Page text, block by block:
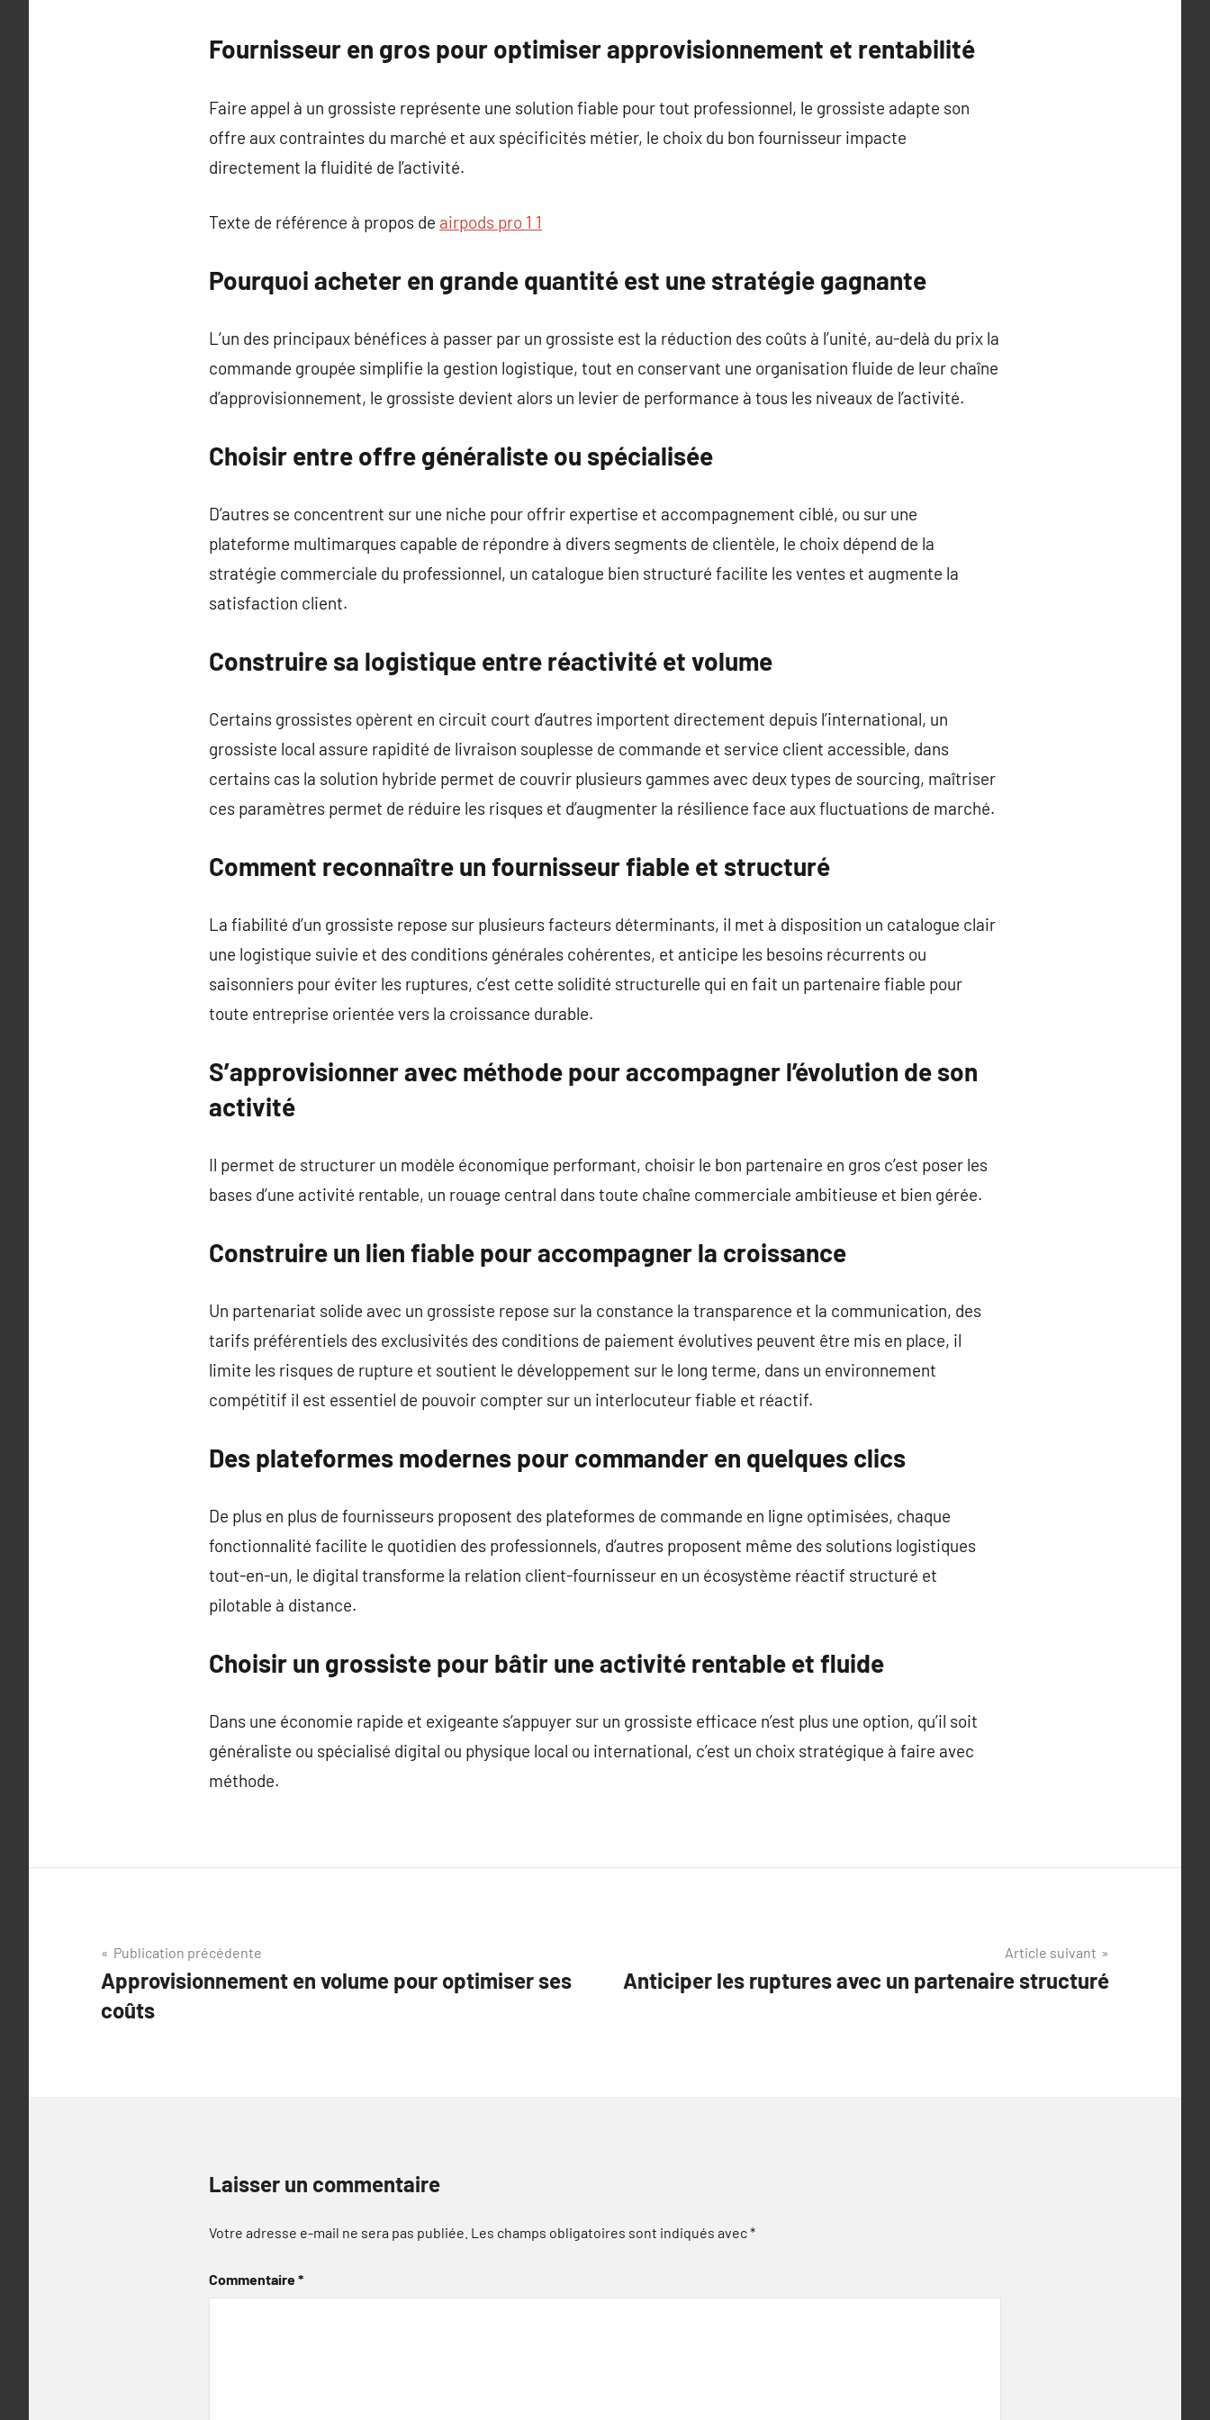
Fournisseur en gros pour optimiser approvisionnement et rentabilité
Faire appel à un grossiste représente une solution fiable pour tout professionnel, le grossiste adapte son
offre aux contraintes du marché et aux spécificités métier, le choix du bon fournisseur impacte
directement la fluidité de l’activité.
Texte de référence à propos de airpods pro 1 1
Pourquoi acheter en grande quantité est une stratégie gagnante
L’un des principaux bénéfices à passer par un grossiste est la réduction des coûts à l’unité, au-delà du prix la
commande groupée simplifie la gestion logistique, tout en conservant une organisation fluide de leur chaîne
d’approvisionnement, le grossiste devient alors un levier de performance à tous les niveaux de l’activité.
Choisir entre offre généraliste ou spécialisée
D’autres se concentrent sur une niche pour offrir expertise et accompagnement ciblé, ou sur une
plateforme multimarques capable de répondre à divers segments de clientèle, le choix dépend de la
stratégie commerciale du professionnel, un catalogue bien structuré facilite les ventes et augmente la
satisfaction client.
Construire sa logistique entre réactivité et volume
Certains grossistes opèrent en circuit court d’autres importent directement depuis l’international, un
grossiste local assure rapidité de livraison souplesse de commande et service client accessible, dans
certains cas la solution hybride permet de couvrir plusieurs gammes avec deux types de sourcing, maîtriser
ces paramètres permet de réduire les risques et d’augmenter la résilience face aux fluctuations de marché.
Comment reconnaître un fournisseur fiable et structuré
La fiabilité d’un grossiste repose sur plusieurs facteurs déterminants, il met à disposition un catalogue clair
une logistique suivie et des conditions générales cohérentes, et anticipe les besoins récurrents ou
saisonniers pour éviter les ruptures, c’est cette solidité structurelle qui en fait un partenaire fiable pour
toute entreprise orientée vers la croissance durable.
S’approvisionner avec méthode pour accompagner l’évolution de son
activité
Il permet de structurer un modèle économique performant, choisir le bon partenaire en gros c’est poser les
bases d’une activité rentable, un rouage central dans toute chaîne commerciale ambitieuse et bien gérée.
Construire un lien fiable pour accompagner la croissance
Un partenariat solide avec un grossiste repose sur la constance la transparence et la communication, des
tarifs préférentiels des exclusivités des conditions de paiement évolutives peuvent être mis en place, il
limite les risques de rupture et soutient le développement sur le long terme, dans un environnement
compétitif il est essentiel de pouvoir compter sur un interlocuteur fiable et réactif.
Des plateformes modernes pour commander en quelques clics
De plus en plus de fournisseurs proposent des plateformes de commande en ligne optimisées, chaque
fonctionnalité facilite le quotidien des professionnels, d’autres proposent même des solutions logistiques
tout-en-un, le digital transforme la relation client-fournisseur en un écosystème réactif structuré et
pilotable à distance.
Choisir un grossiste pour bâtir une activité rentable et fluide
Dans une économie rapide et exigeante s’appuyer sur un grossiste efficace n’est plus une option, qu’il soit
généraliste ou spécialisé digital ou physique local ou international, c’est un choix stratégique à faire avec
méthode.
Navigation
de
l’article
Publication précédente
Approvisionnement en volume pour optimiser ses
coûts
Article suivant
Anticiper les ruptures avec un partenaire structuré
Laisser un commentaire
Votre adresse e-mail ne sera pas publiée. Les champs obligatoires sont indiqués avec*
Commentaire*